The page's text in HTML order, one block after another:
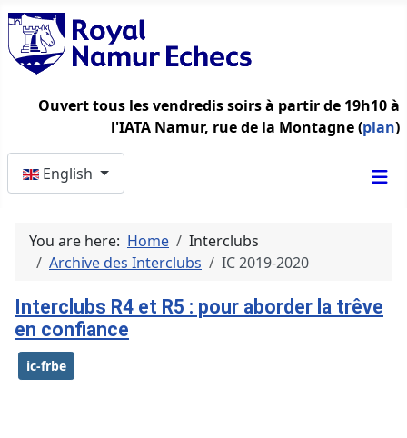
Ouvert tous les vendredis soirs à partir de 19h10 à
l'IATA Namur, rue de la Montagne (plan)
English
You are here: Home
Interclubs
Archive des Interclubs
IC 2019-2020
Interclubs R4 et R5 : pour aborder la trêve
en confiance
ic-frbe